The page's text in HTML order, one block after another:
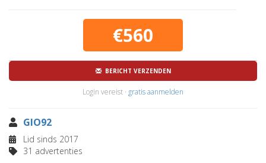
€560
BERICHT VERZENDEN
Login vereist · gratis aanmelden
GIO92
Lid sinds 2017
31 advertenties